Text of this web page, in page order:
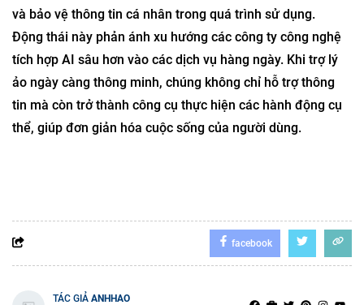
và bảo vệ thông tin cá nhân trong quá trình sử dụng.
Động thái này phản ánh xu hướng các công ty công nghệ
tích hợp AI sâu hơn vào các dịch vụ hàng ngày. Khi trợ lý
ảo ngày càng thông minh, chúng không chỉ hỗ trợ thông
tin mà còn trở thành công cụ thực hiện các hành động cụ
thể, giúp đơn giản hóa cuộc sống của người dùng.
facebook
TÁC GIẢ ANHHAO